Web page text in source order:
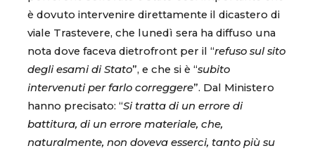
è dovuto intervenire direttamente il dicastero di
viale Trastevere, che lunedì sera ha diffuso una
nota dove faceva dietrofront per il “refuso sul sito
degli esami di Stato”, e che si è “subito
intervenuti per farlo correggere”. Dal Ministero
hanno precisato: “Si tratta di un errore di
battitura, di un errore materiale, che,
naturalmente, non doveva esserci, tanto più su